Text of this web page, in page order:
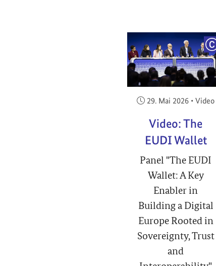
Veröffentlicht am:
29. Mai 2026 • Video
Video: The
EUDI Wallet
Panel "The EUDI
Wallet: A Key
Enabler in
Building a Digital
Europe Rooted in
Sovereignty, Trust
and